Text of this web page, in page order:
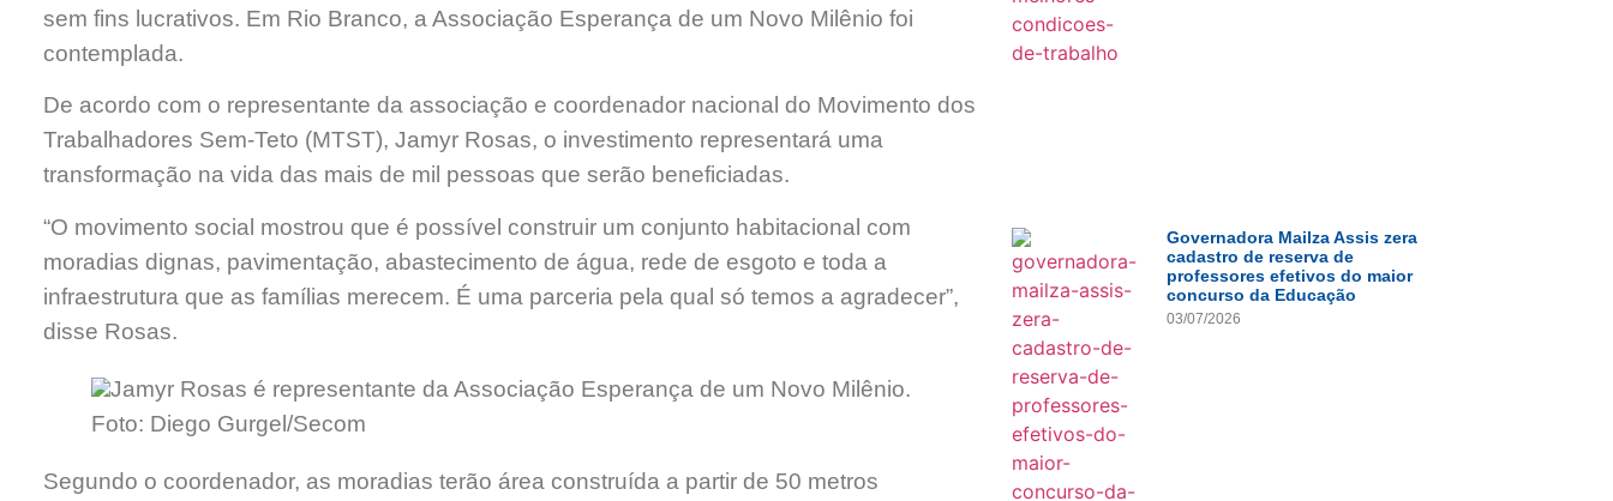
sem fins lucrativos. Em Rio Branco, a Associação Esperança de um Novo Milênio foi
contemplada.
De acordo com o representante da associação e coordenador nacional do Movimento dos
Trabalhadores Sem-Teto (MTST), Jamyr Rosas, o investimento representará uma
transformação na vida das mais de mil pessoas que serão beneficiadas.
“O movimento social mostrou que é possível construir um conjunto habitacional com
moradias dignas, pavimentação, abastecimento de água, rede de esgoto e toda a
infraestrutura que as famílias merecem. É uma parceria pela qual só temos a agradecer”,
disse Rosas.
Jamyr Rosas é representante da Associação Esperança de um Novo Milênio.
Foto: Diego Gurgel/Secom
Segundo o coordenador, as moradias terão área construída a partir de 50 metros
Governadora Mailza Assis zera
cadastro de reserva de
professores efetivos do maior
concurso da Educação
03/07/2026